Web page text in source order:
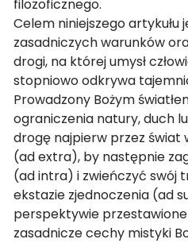
filozoficznego.
Celem niniejszego artykułu
zasadniczych warunków
drogi, na której umysł
stopniowo odkrywa
Prowadzony Bożym
ograniczenia natury, duch
drogę najpierw przez świat
(ad extra), by następnie
(ad intra) i zwieńczyć swój
ekstazie zjednoczenia (ad
perspektywie przestawione
zasadnicze cechy mistyki